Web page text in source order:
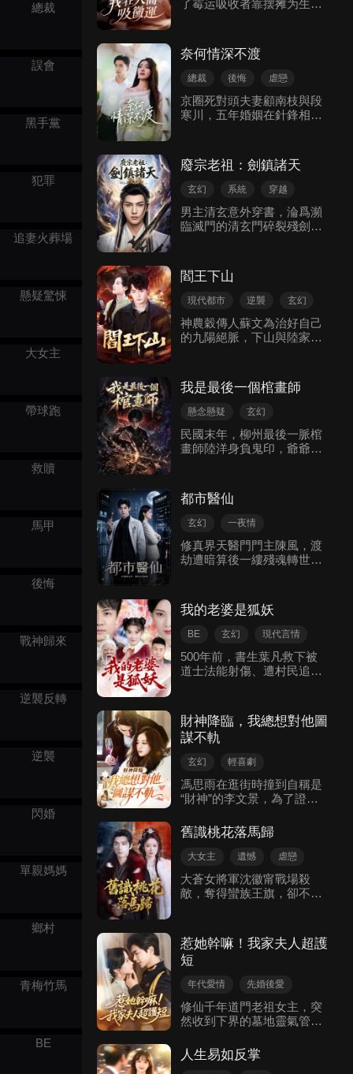
總裁
誤會
黑手黨
犯罪
追妻火葬場
懸疑驚悚
大女主
帶球跑
救贖
馬甲
後悔
戰神歸來
逆襲反轉
逆襲
閃婚
單親媽媽
鄉村
青梅竹馬
BE
瓏互生情愫，感情日漸篤
及江城陳氏家族消失的隱秘
過往。
了霉运吸收者靠摆摊为生。
是女色狼。 可怜女主为吸霉
运身兼数职,正巧男主外公病
重女主兼职成神医，男主质
晕。老爷子被女主救醒后，
佩服女主医术决定留下女主
戏精上演负心男始乱终弃，
两人相爱相杀
奈何情深不渡
總裁 後悔
虐戀
BE
玄幻 現代言情
京圈死對頭夫妻顧南枝與段
寒川，五年婚姻在針鋒相對
池。 第五年紀念日，顧南枝
欲求和卻遇歹徒，求救電話
被段寒川為接白月光韓時月
的她，飲九十九碗孟婆湯未
忘，得孟婆允諾重返人間五
韓時月回家，直言不愛她，
屢次偏寵白月光，撕碎她的
希望。 第五天，顧南枝徹底
段寒川才知曉一切是韓時月
的陰謀，而五年糾纏早已讓
愛，悔恨終生。
廢宗老祖：劍鎮諸天
玄幻 系統 穿越
男主清玄意外穿書，淪爲瀕
臨滅門的清玄門碎裂殘劍，
以宗門老祖身份，霸氣守護
宗主雲清瑤，一路碾壓血魔
門、丹靈宗、太阿門等勢
荒。隨着實力暴漲，兩人前
世宿命揭開 —— 清玄是上古
人攜手對抗玄天宗、天魔門
及上界殘仙，爽戰逆襲，重
振清玄門上古榮光！
閻王下山
現代都市 逆襲
玄幻
馬甲
反擊
神農穀傳人蘇文為治好自己
的九陽絕脈，下山與陸家女
礙於師父的囑託，蘇文轉身
迎娶同為陸家女的陸晚風。
而在大家都在尋找為尋姻緣
知，他們看不起的窮小子蘇
文，就是那為眾人苦尋已久
我是最後一個棺畫師
懸念懸疑
玄幻
繼承人
民國末年，柳州最後一脈棺
畫師陸洋身負鬼印，爺爺爲
破戒爲唐家畫棺，卻發現唐
柔因被家人賣與富商逼死，
男友遭滅口含冤投江，龍圖
血案，唐家接連慘死。陸洋
在棺材陳協助下平息怨氣，
歷經生死拿到解印關鍵藥物
斷龍草，即將揭開爺爺失蹤
與鬼印的終極真相。
都市醫仙
玄幻
一夜情
現代都市
修真界天醫門門主陳風，渡
劫遭暗算後一縷殘魂轉世。
慕紅顏，得以甦醒。 他一邊
守護慕紅顏，一邊捲入凡俗
紛爭，先後挫敗龍翔、蕭楚
修真神通與絕世醫術，在凡
俗界續寫天醫門門主的傳
我的老婆是狐妖
BE 玄幻 現代言情
500年前，書生葉凡救下被
道士法能射傷、遭村民追殺
無存款的失業者，因見義勇
為丟了工作，而白、火二人
轉世為塗山集團董事長，白
芊芊為報恩執意與葉凡成
婚。 此舉惹來暗戀師尊的司
徒尾生暗中阻撓，轉世的法
能也現身欲擄走姐妹倆修
芊情路坎坷。 葉凡為救白芊
芊被法能打成重傷，白芊芊
不惜獻出妖丹相救，司徒尾
手，被白芊芊重傷。 法能救
活司徒尾生後，二人在婚禮
胸口，白芊芊最終死在葉凡
懷中。
財神降臨，我總想對他圖
謀不軌
玄幻
輕喜劇
現代言情
馮思雨在逛街時撞到自稱是
“財神”的李文景，為了證明
卻恰好遇到相親男熊達來找
茬，李文景幫其解决了熊達
的麻煩，馮思雨則誤將李文
將他帶回了家，發生了一系
列啼笑皆非的事件，而在馮
溫，最終打破仙凡制度，終
成眷屬……
舊識桃花落馬歸
大女主 遺憾
虐戀
玄幻
古代言情
大蒼女將軍沈徽甯戰場殺
敵，奪得蠻族王旗，卻不幸
圓滿，卻前塵未了，賜她靈
體回攝政王府，待屍首入城
便魂歸。 回府後，沈徽甯見
皇叔宋懷硯與葉婉兮親密相
擁，心痛萬分。曾經宋懷硯
對她關懷備至，教她舞劍、
爲她祈福，還拒賜婚。如今
她。 此後，沈徽甯在王府受
盡刁難誤解。燒信物被宋懷
惹她幹嘛！我家夫人超護
短
年代愛情
先婚後愛
日久生情
玄幻
大女主
修仙千年道門老祖女主，突
然收到下界的墓地靈氣管理
怪近百年都飛升失敗，原來
是守墓人殷家辦事不力。掐
人生易如反掌